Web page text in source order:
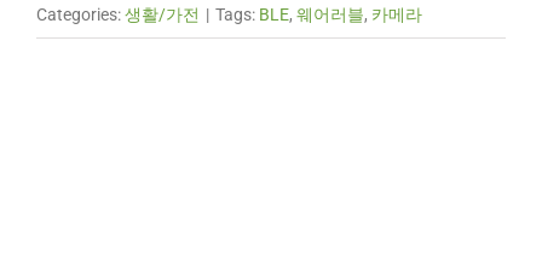
Categories:생활/가전 | Tags: BLE, 웨어러블, 카메라